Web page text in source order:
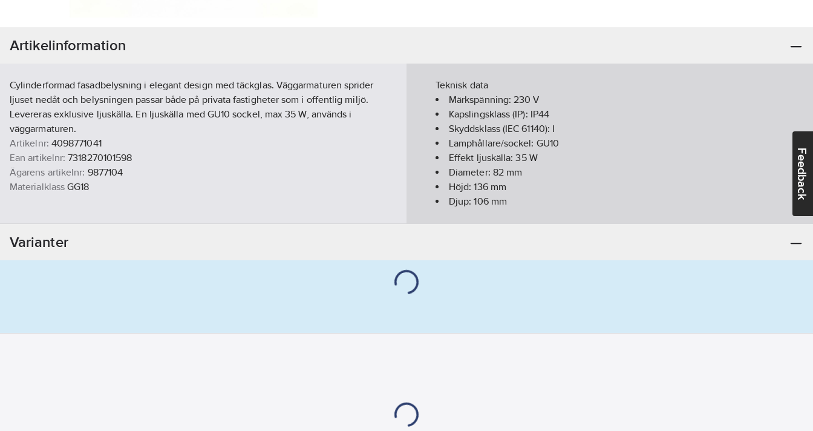
Feedback
Artikelinformation
Cylinderformad fasadbelysning i elegant design med täckglas. Väggarmaturen sprider
ljuset nedåt och belysningen passar både på privata fastigheter som i offentlig miljö.
Levereras exklusive ljuskälla. En ljuskälla med GU10 sockel, max 35 W, används i
väggarmaturen.
Artikelnr: 4098771041
Ean artikelnr: 7318270101598
Ägarens artikelnr: 9877104
Materialklass GG18
Teknisk data
Märkspänning:230 V
Kapslingsklass (IP): IP44
Skyddsklass (IEC 61140): I
Lamphållare/sockel: GU10
Effekt ljuskälla:35W
Diameter: 82mm
Höjd:136mm
Djup:106mm
Varianter